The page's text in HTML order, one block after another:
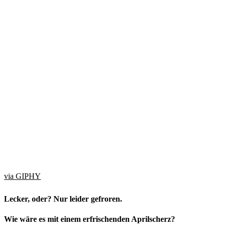
via GIPHY
Lecker, oder? Nur leider gefroren.
Wie wäre es mit einem erfrischenden Aprilscherz?